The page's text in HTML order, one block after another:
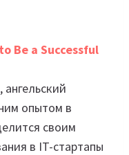
Be a Successful
опытом в
своим
в IT-стартапы